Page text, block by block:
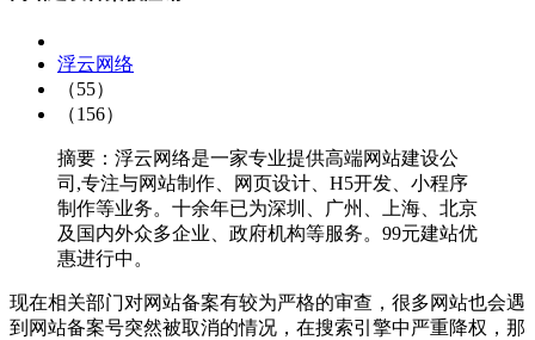
浮云网络
（55）
（156）
摘要：浮云网络是一家专业提供高端网站建设公
司,专注与网站制作、网页设计、H5开发、小程序
制作等业务。十余年已为深圳、广州、上海、北京
及国内外众多企业、政府机构等服务。99元建站优
惠进行中。
现在相关部门对网站备案有较为严格的审查，很多网站也会遇
到网站备案号突然被取消的情况，在搜索引擎中严重降权，那